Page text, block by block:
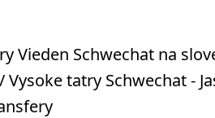
Vieden Schwechat na
Vysoke tatry Schwechat -